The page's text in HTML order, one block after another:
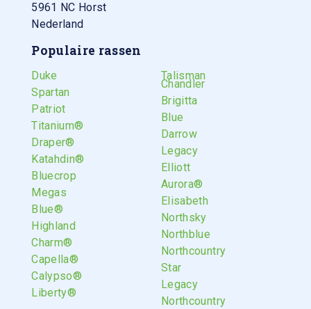
5961 NC Horst
Nederland
Populaire rassen
Duke
Spartan
Patriot
Titanium®
Draper®
Katahdin®
Bluecrop
Megas
Blue®
Highland
Charm®
Capella®
Calypso®
Liberty®
Talisman
Chandler
Brigitta
Blue
Darrow
Legacy
Elliott
Aurora®
Elisabeth
Northsky
Northblue
Northcountry
Star
Legacy
Northcountry